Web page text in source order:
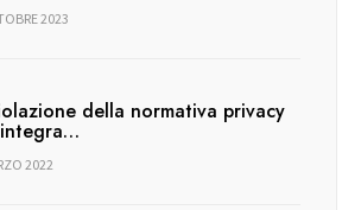
2023
della normativa privacy
2022